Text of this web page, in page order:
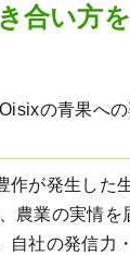
合い方
の青果へ
作が発生した
農業の実情
自社の発信力